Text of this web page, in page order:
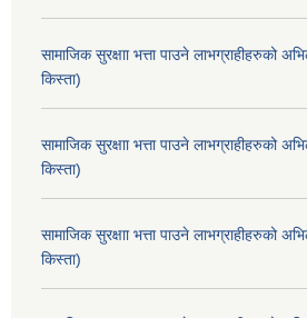
सामाजिक सुरक्षाा भत्ता पाउने लाभग्राहीहरुको
किस्ता)
सामाजिक सुरक्षाा भत्ता पाउने लाभग्राहीहरुको
किस्ता)
सामाजिक सुरक्षाा भत्ता पाउने लाभग्राहीहरुको
किस्ता)